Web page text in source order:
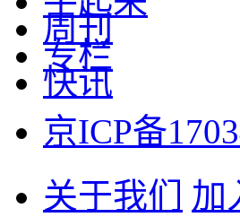
周刊
专栏
快讯
京ICP备
关于我们
加